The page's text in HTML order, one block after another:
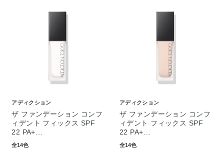
アディクション
ザ ファンデーション コンフ
ィデント フィックス SPF
22 PA+…
全14色
アディクション
ザ ファンデーション コンフ
ィデント フィックス SPF
22 PA+…
全14色